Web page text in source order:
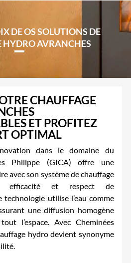
DE OS SOLUTIONS DE
HYDRO AVRANCHES
CHAUFFAGE
ET PROFITEZ
OPTIMAL
dans le domaine du
Philippe (GICA) offre une
avec son système de chauffage
efficacité et respect de
technologie utilise l’eau comme
une diffusion homogène
l’espace. Avec Cheminées
hydro devient synonyme